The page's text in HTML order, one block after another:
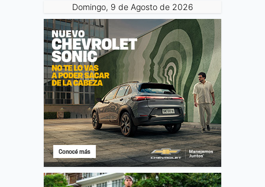
Domingo, 9 de Agosto de 2026